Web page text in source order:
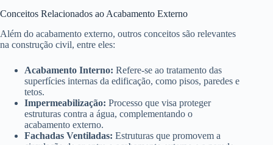
Conceitos Relacionados ao Acabamento Externo
Além do acabamento externo, outros conceitos são relevantes
na construção civil, entre eles:
Acabamento Interno: Refere-se ao tratamento das
superfícies internas da edificação, como pisos, paredes e
tetos.
Impermeabilização: Processo que visa proteger
estruturas contra a água, complementando o
acabamento externo.
Fachadas Ventiladas: Estruturas que promovem a